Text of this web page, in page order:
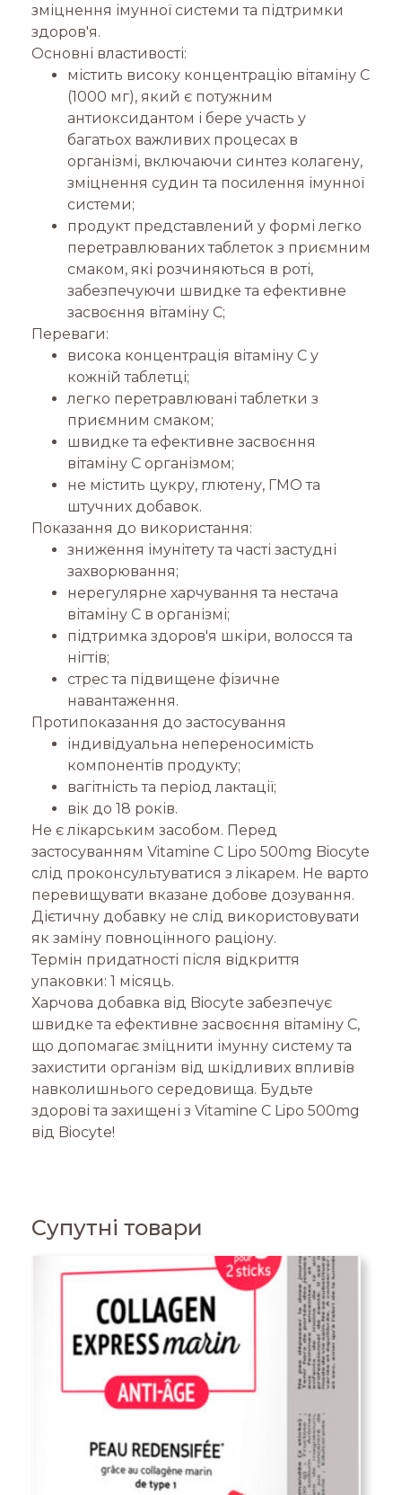
зміцнення імунної системи та підтримки
здоров'я.
Основні властивості:
містить високу концентрацію вітаміну C
(1000 мг), який є потужним
антиоксидантом і бере участь у
багатьох важливих процесах в
організмі, включаючи синтез колагену,
зміцнення судин та посилення імунної
системи;
продукт представлений у формі легко
перетравлюваних таблеток з приємним
смаком, які розчиняються в роті,
забезпечуючи швидке та ефективне
засвоєння вітаміну С;
Переваги:
висока концентрація вітаміну C у
кожній таблетці;
легко перетравлювані таблетки з
приємним смаком;
швидке та ефективне засвоєння
вітаміну C організмом;
не містить цукру, глютену, ГМО та
штучних добавок.
Показання до використання:
зниження імунітету та часті застудні
захворювання;
нерегулярне харчування та нестача
вітаміну C в організмі;
підтримка здоров'я шкіри, волосся та
нігтів;
стрес та підвищене фізичне
навантаження.
Протипоказання до застосування
індивідуальна непереносимість
компонентів продукту;
вагітність та період лактації;
вік до 18 років.
Не є лікарським засобом. Перед
застосуванням Vitamine C Lipo 500mg Biocyte
слід проконсультуватися з лікарем. Не варто
перевищувати вказане добове дозування.
Дієтичну добавку не слід використовувати
як заміну повноцінного раціону.
Термін придатності після відкриття
упаковки: 1 місяць.
Харчова добавка від Biocyte забезпечує
швидке та ефективне засвоєння вітаміну C,
що допомагає зміцнити імунну систему та
захистити організм від шкідливих впливів
навколишнього середовища. Будьте
здорові та захищені з Vitamine C Lipo 500mg
від Biocyte!
Супутні товари